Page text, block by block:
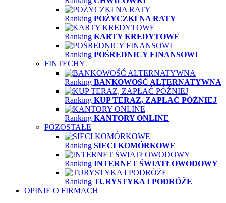
Ranking POŻYCZKI NA RATY
Ranking KARTY KREDYTOWE
Ranking POŚREDNICY FINANSOWI
FINTECHY
Ranking BANKOWOŚĆ ALTERNATYWNA
Ranking KUP TERAZ, ZAPŁAĆ PÓŹNIEJ
Ranking KANTORY ONLINE
POZOSTAŁE
Ranking SIECI KOMÓRKOWE
Ranking INTERNET ŚWIATŁOWODOWY
Ranking TURYSTYKA I PODRÓŻE
OPINIE O FIRMACH